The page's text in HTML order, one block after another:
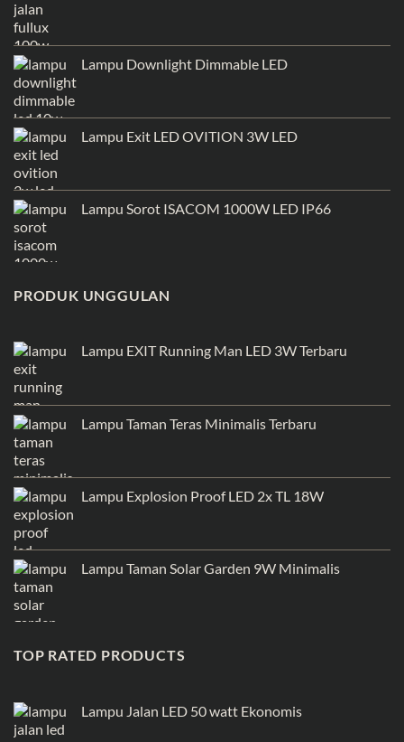
Lampu Downlight Dimmable LED
Lampu Exit LED OVITION 3W LED
Lampu Sorot ISACOM 1000W LED IP66
PRODUK UNGGULAN
Lampu EXIT Running Man LED 3W Terbaru
Lampu Taman Teras Minimalis Terbaru
Lampu Explosion Proof LED 2x TL 18W
Lampu Taman Solar Garden 9W Minimalis
TOP RATED PRODUCTS
Lampu Jalan LED 50 watt Ekonomis